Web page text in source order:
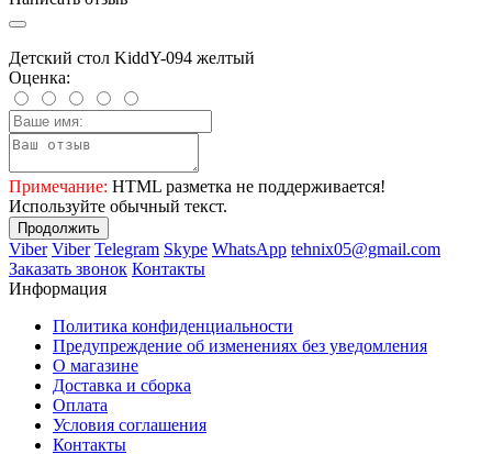
Детский стол KiddY-094 желтый
Оценка:
Примечание: HTML разметка не поддерживается!
Используйте обычный текст.
Продолжить
Viber Viber Telegram Skype WhatsApp tehnix05@gmail.com
Заказать звонок Контакты
Информация
Политика конфиденциальности
Предупреждение об изменениях без уведомления
О магазине
Доставка и сборка
Оплата
Условия соглашения
Контакты